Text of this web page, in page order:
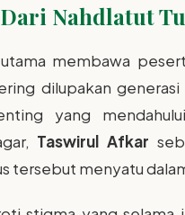
Nahdlatut
membawa
dilupakan
yang
Taswirul Afkar
tersebut menyatu